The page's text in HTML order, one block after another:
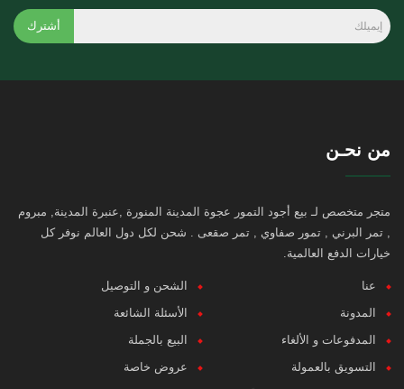
أشترك
من نحـن
متجر متخصص لـ بيع أجود التمور عجوة المدينة المنورة ,عنبرة المدينة, مبروم
, تمر البرني , تمور صفاوي , تمر صقعى . شحن لكل دول العالم نوفر كل
خيارات الدفع العالمية.
عنا
الشحن و التوصيل
المدونة
الأسئلة الشائعة
المدفوعات و الألغاء
البيع بالجملة
التسويق بالعمولة
عروض خاصة